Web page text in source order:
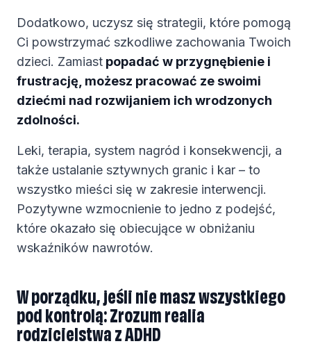
Dodatkowo, uczysz się strategii, które pomogą
Ci powstrzymać szkodliwe zachowania Twoich
dzieci. Zamiast popadać w przygnębienie i
frustrację, możesz pracować ze swoimi
dziećmi nad rozwijaniem ich wrodzonych
zdolności.
Leki, terapia, system nagród i konsekwencji, a
także ustalanie sztywnych granic i kar – to
wszystko mieści się w zakresie interwencji.
Pozytywne wzmocnienie to jedno z podejść,
które okazało się obiecujące w obniżaniu
wskaźników nawrotów.
W porządku, jeśli nie masz wszystkiego
pod kontrolą: Zrozum realia
rodzicielstwa z ADHD